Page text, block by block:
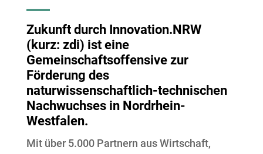
Zukunft durch Innovation.NRW
(kurz: zdi) ist eine
Gemeinschaftsoffensive zur
Förderung des
naturwissenschaftlich-technischen
Nachwuchses in Nordrhein-
Westfalen.
Mit über 5.000 Partnern aus Wirtschaft,